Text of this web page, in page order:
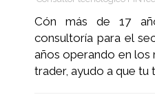
Cón más de 17
consultoría para el
años operando en
trader, ayudo a que tu